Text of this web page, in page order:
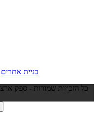
בניית אתרים